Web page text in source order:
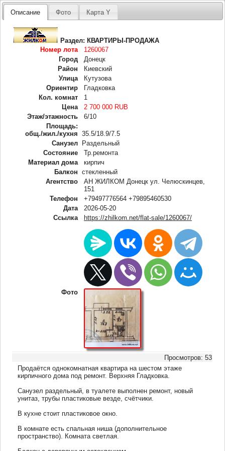
Описание Фото Карта Y
Раздел:КВАРТИРЫ-ПРОДАЖА
Номер лота
1260067
Город
Донецк
Район
Киевский
Улица
Кутузова
Ориентир
Гладковка
Кол. комнат
1
Цена
2 700 000 RUB
Этаж/этажность
6/10
Площадь:
общ./жил./кухня
35.5/18.9/7.5
Санузел Раздельный
Состояние
Тр.ремонта
Материал дома
кирпич
Балкон
стекленный
Агентство
АН ЖИЛКОМ Донецк ул. Челюскинцев,
151
Телефон
+79497776564 +79895460530
Дата
2026-05-20
Ссылка
https://zhilkom.net/flat-sale/1260067/
Фото
Просмотров: 53
Продаётся однокомнатная квартира на шестом этаже
кирпичного дома под ремонт. Верхняя Гладковка.
Санузел раздельный, в туалете выполнен ремонт, новый
унитаз, трубы пластиковые везде, счётчики.
В кухне стоит пластиковое окно.
В комнате есть спальная ниша (дополнительное
пространство). Комната светлая.